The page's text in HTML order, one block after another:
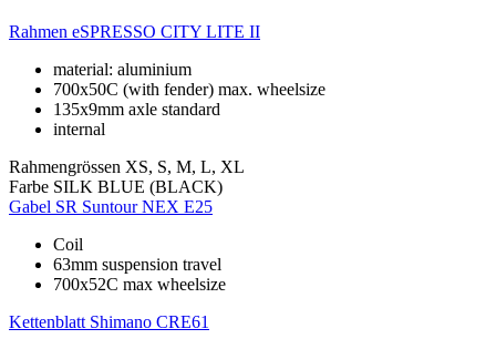
Rahmen eSPRESSO CITY LITE II
material: aluminium
700x50C (with fender) max. wheelsize
135x9mm axle standard
internal
Rahmengrössen XS, S, M, L, XL
Farbe SILK BLUE (BLACK)
Gabel SR Suntour NEX E25
Coil
63mm suspension travel
700x52C max wheelsize
Kettenblatt Shimano CRE61